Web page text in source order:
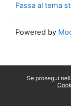
Passa al tema
Powered by
Se prosegui